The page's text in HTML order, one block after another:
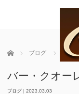
ホーム ブログ バー
バー・クオー
ブログ | 2023.03.03